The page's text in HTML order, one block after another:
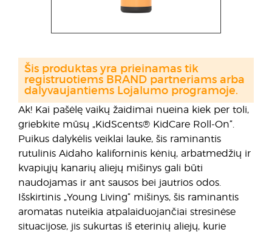
Ak! Kai pašėlę vaikų žaidimai nueina kiek per toli,
griebkite mūsų „KidScents® KidCare Roll-On“.
Puikus dalykėlis veiklai lauke, šis raminantis
rutulinis Aidaho kaliforninis kėnių, arbatmedžių ir
kvapiųjų kanarių aliejų mišinys gali būti
naudojamas ir ant sausos bei jautrios odos.
Išskirtinis „Young Living“ mišinys, šis raminantis
aromatas nuteikia atpalaiduojančiai stresinėse
situacijose, jis sukurtas iš eterinių aliejų, kurie
Šis produktas yra prieinamas tik
registruotiems BRAND partneriams arba
dalyvaujantiems Lojalumo programoje.